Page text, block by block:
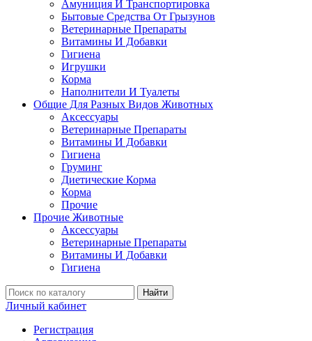
Амуниция И Транспортировка
Бытовые Средства От Грызунов
Ветеринарные Препараты
Витамины И Добавки
Гигиена
Игрушки
Корма
Наполнители И Туалеты
Общие Для Разных Видов Животных
Аксессуары
Ветеринарные Препараты
Витамины И Добавки
Гигиена
Груминг
Диетические Корма
Корма
Прочие
Прочие Животные
Аксессуары
Ветеринарные Препараты
Витамины И Добавки
Гигиена
Найти
Личный кабинет
Регистрация